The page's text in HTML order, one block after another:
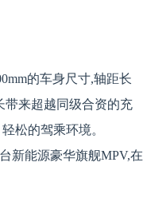
的车身尺寸,轴距长
带来超越同级合资的充
松的驾乘环境。
新能源豪华旗舰MPV,在